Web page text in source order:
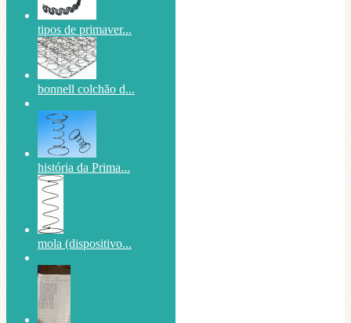
tipos de primaver...
bonnell colchão d...
história da Prima...
mola (dispositivo...